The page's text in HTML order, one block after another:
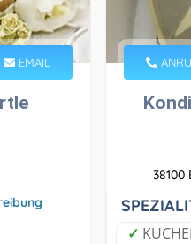
EMAIL
38100
✓